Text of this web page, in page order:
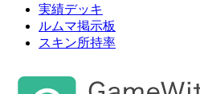
実績デッキ
ルムマ掲示板
スキン所持率